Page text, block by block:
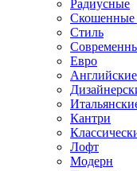
Радиусные
Скошенные
Стиль
Евро
Английские
Кантри
Лофт
Модерн